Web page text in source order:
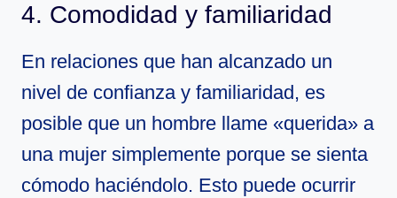
4. Comodidad y familiaridad
En relaciones que han alcanzado un
nivel de confianza y familiaridad, es
posible que un hombre llame «querida» a
una mujer simplemente porque se sienta
cómodo haciéndolo. Esto puede ocurrir